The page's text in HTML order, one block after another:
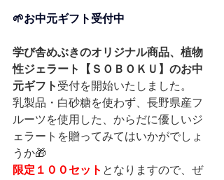
🌱お中元ギフト受付中
学び舎めぶきのオリジナル商品、植物
性ジェラート【ＳＯＢＯＫＵ】のお中
元ギフト 受付を開始いたしました。
乳製品・白砂糖を使わず、長野県産フ
ルーツを使用した、からだに優しいジ
ェラートを贈ってみてはいかがでしょ
うか🎁
限定１００セット となりますので、ぜ